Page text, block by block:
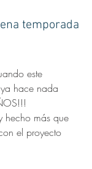
temporada
este
hace nada
hecho más que
el proyecto